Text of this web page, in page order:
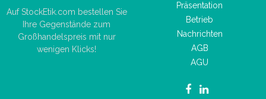
Auf StockEtik.com bestellen Sie
Ihre Gegenstände zum
Großhandelspreis mit nur
wenigen Klicks!
Präsentation
Betrieb
Nachrichten
AGB
AGU